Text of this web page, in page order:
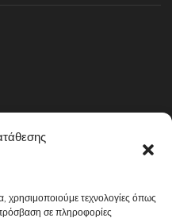
χρησιμοποιούμε τεχνολογίες όπως
σε πληροφορίες